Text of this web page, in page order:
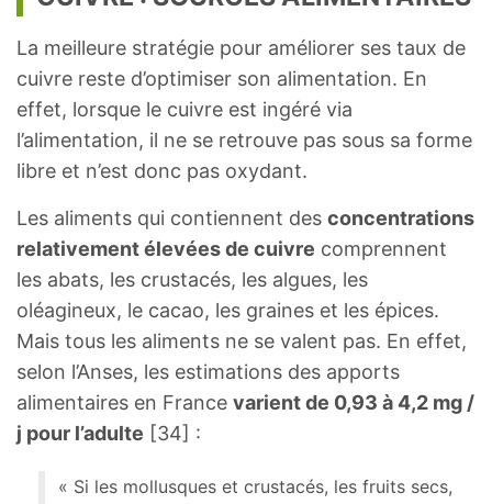
La meilleure stratégie pour améliorer ses taux de
cuivre reste d’optimiser son alimentation. En
effet, lorsque le cuivre est ingéré via
l’alimentation, il ne se retrouve pas sous sa forme
libre et n’est donc pas oxydant.
Les aliments qui contiennent des concentrations
relativement élevées de cuivre comprennent
les abats, les crustacés, les algues, les
oléagineux, le cacao, les graines et les épices.
Mais tous les aliments ne se valent pas. En effet,
selon l’Anses, les estimations des apports
alimentaires en France varient de 0,93 à 4,2 mg /
j pour l’adulte [34] :
« Si les mollusques et crustacés, les fruits secs,